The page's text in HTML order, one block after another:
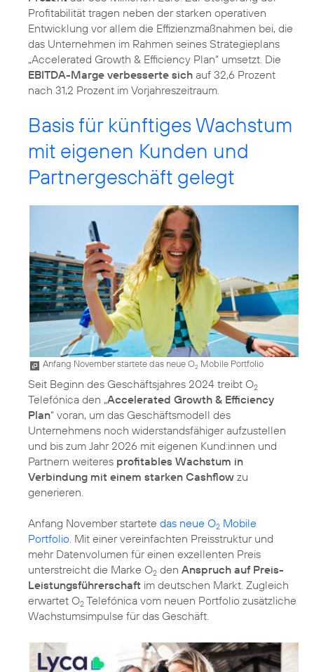
Profitabilität tragen neben der starken operativen
Entwicklung vor allem die Effizienzmaßnahmen bei, die
das Unternehmen im Rahmen seines Strategieplans
„Accelerated Growth & Efficiency Plan“ umsetzt. Die
EBITDA-Marge verbesserte sich auf 32,6 Prozent
nach 31,2 Prozent im Vorjahreszeitraum.
Basis für künftiges Wachstum
mit eigenen Kunden und
Partnergeschäft gelegt
Anfang November startete das neue O2 Mobile Portfolio
Seit Beginn des Geschäftsjahres 2024 treibt O2
Telefónica den „Accelerated Growth & Efficiency
Plan“ voran, um das Geschäftsmodell des
Unternehmens noch widerstandsfähiger aufzustellen
und bis zum Jahr 2026 mit eigenen Kund:innen und
Partnern weiteres profitables Wachstum in
Verbindung mit einem starken Cashflow zu
generieren.
Anfang November startete das neue O2 Mobile
Portfolio. Mit einer vereinfachten Preisstruktur und
mehr Datenvolumen für einen exzellenten Preis
unterstreicht die Marke O2 den Anspruch auf Preis-
Leistungsführerschaft im deutschen Markt. Zugleich
erwartet O2 Telefónica vom neuen Portfolio zusätzliche
Wachstumsimpulse für das Geschäft.